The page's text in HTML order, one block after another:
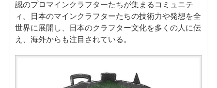
認のプロマインクラフターたちが集まるコミュニテ
ィ。日本のマインクラフターたちの技術力や発想を全
世界に展開し、日本のクラフター文化を多くの人に伝
え、海外からも注目されている。